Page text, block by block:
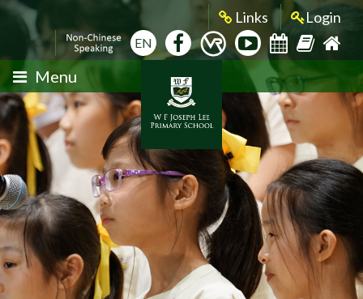
Links Login
EN
Menu